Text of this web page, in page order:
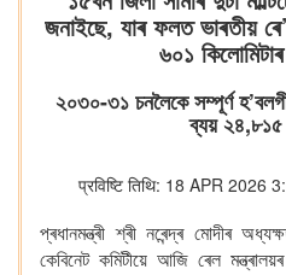
জনাইছে, যাৰ ফলত ভাৰতীয়
৬০১
২০৩০-৩১ চনলৈকে সম্পূৰ্ণ
ব্যয় ২৪,৮১৫
प्रविष्टि तिथि: 18 APR
প্ৰধানমন্ত্ৰী শ্ৰী নৰেন্দ্ৰ মোদীৰ
কেবিনেট কমিটীয়ে আজি ৰেল